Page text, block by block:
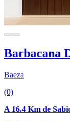
Barbacana
Baeza
(0)
A 16.4 Km de